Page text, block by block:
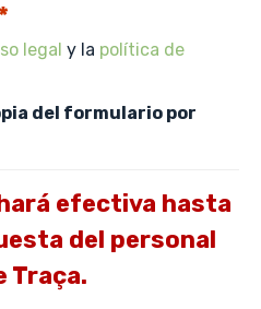
*
legal y la política de
del formulario por
efectiva hasta
del personal
Traça.